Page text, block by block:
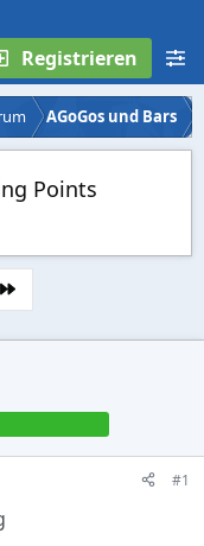
Registrieren
AGoGos und Bars
Points
Letzte
#1